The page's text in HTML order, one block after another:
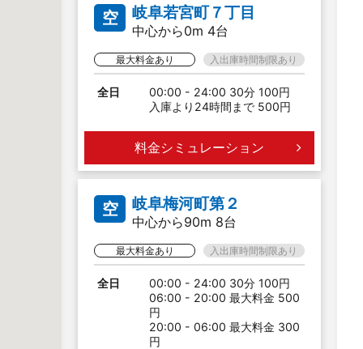
空 岐阜若宮町７丁目
中心から0m 4台
最大料金あり 入出庫時間制限あり
全日
00:00 - 24:00 30分 100円
入庫より24時間まで 500円
料金シミュレーション
空 岐阜梅河町第２
中心から90m 8台
最大料金あり 入出庫時間制限あり
全日
00:00 - 24:00 30分 100円
06:00 - 20:00 最大料金 500
円
20:00 - 06:00 最大料金 300
円